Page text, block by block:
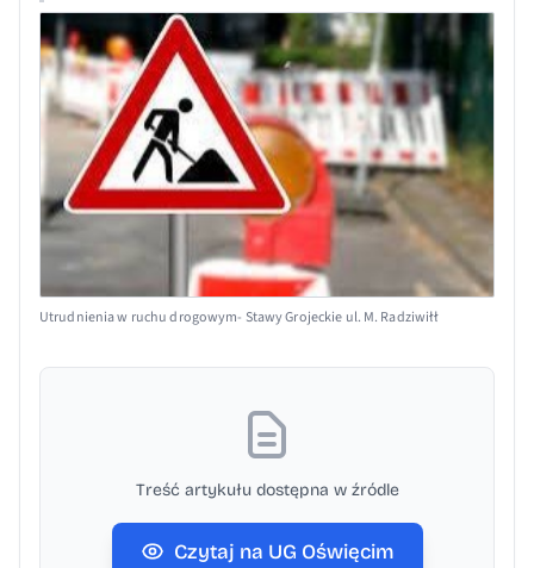
Utrudnienia w ruchu drogowym- Stawy Grojeckie ul. M. Radziwiłł
Treść artykułu dostępna w źródle
Czytaj na UG Oświęcim